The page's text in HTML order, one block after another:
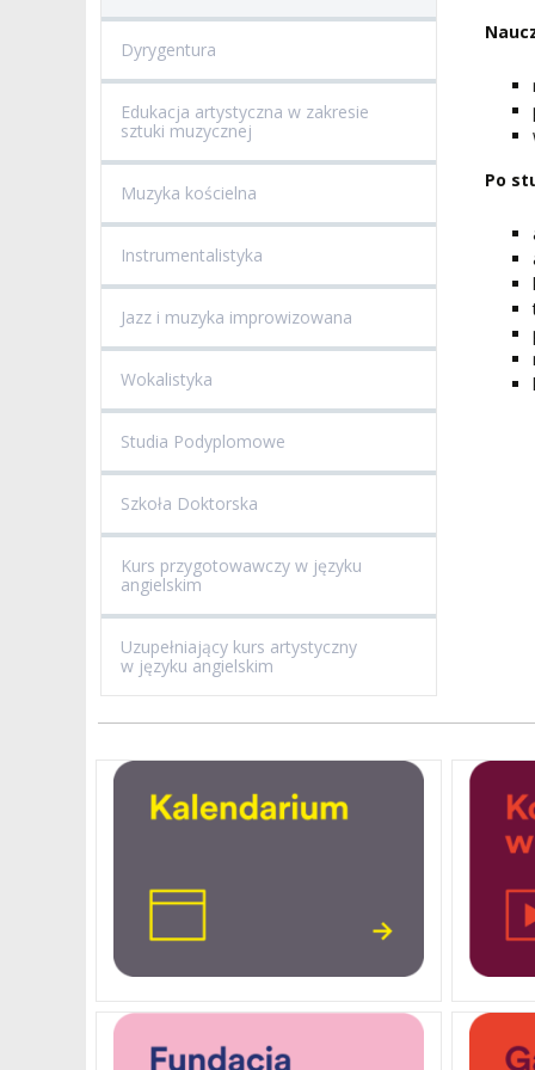
BRANDBOOK
DOSTĘPNOŚĆ
PRESS
DOM STUDENCKI
Dyrygentura
Edukacja artystyczna w zakresie
sztuki muzycznej
Muzyka kościelna
Instrumentalistyka
Jazz i muzyka improwizowana
Wokalistyka
Studia Podyplomowe
Szkoła Doktorska
Kurs przygotowawczy w języku
angielskim
Uzupełniający kurs artystyczny
w języku angielskim
Po